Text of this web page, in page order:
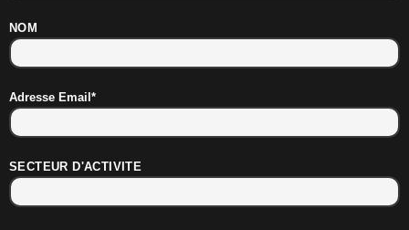
NOM
Adresse Email*
SECTEUR D'ACTIVITE